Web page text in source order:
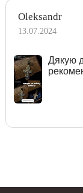
Oleksandr
13.07.2024
Дякую